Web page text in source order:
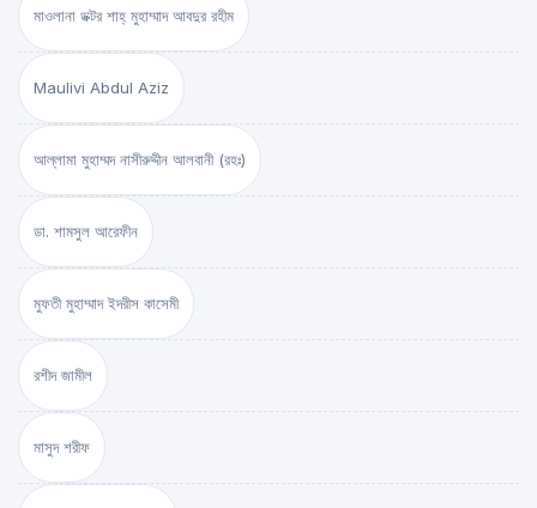
মাওলানা ডক্টর শাহ্‌ মুহাম্মাদ আবদুর রহীম
Maulivi Abdul Aziz
আল্লামা মুহাম্মদ নাসীরুদ্দীন আলবানী (রহঃ)
ডা. শামসুল আরেফীন
মুফতী মুহাম্মাদ ইদরীস কাসেমী
রশীদ জামীল
মাসুদ শরীফ